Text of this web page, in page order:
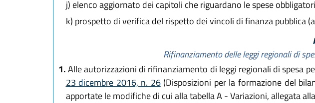
j) elenco aggiornato dei capitoli che riguardano le spese
k) prospetto di verifica del rispetto dei vincoli di finanza pubblica
Rifinanziamento delle leggi regionali di
1.Alle autorizzazioni di rifinanziamento di leggi regionali di spesa
23 dicembre 2016, n. 26(Disposizioni per la formazione del
apportate le modifiche di cui alla tabella A - Variazioni, allegata